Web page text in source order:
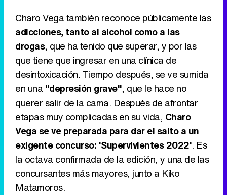
Charo Vega también reconoce públicamente las
adicciones, tanto al alcohol como a las
drogas, que ha tenido que superar, y por las
que tiene que ingresar en una clínica de
desintoxicación. Tiempo después, se ve sumida
en una "depresión grave", que le hace no
querer salir de la cama. Después de afrontar
etapas muy complicadas en su vida, Charo
Vega se ve preparada para dar el salto a un
exigente concurso: 'Supervivientes 2022'. Es
la octava confirmada de la edición, y una de las
concursantes más mayores, junto a Kiko
Matamoros.